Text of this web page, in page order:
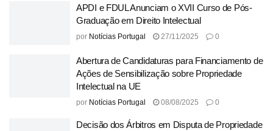
APDI e FDUL Anunciam o XVII Curso de Pós-
Graduação em Direito Intelectual
por Notícias Portugal 27/11/2025 0
Abertura de Candidaturas para Financiamento de
Ações de Sensibilização sobre Propriedade
Intelectual na UE
por Notícias Portugal 08/08/2025 0
Decisão dos Árbitros em Disputa de Propriedade